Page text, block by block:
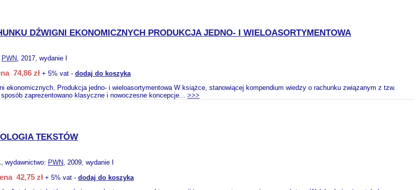
DŹWIGNI EKONOMICZNYCH PRODUKCJA JEDNO- I WIELOASORTYMENTOWA
PWN, 2017, wydanie I
74,86 zł + 5% vat - dodaj do koszyka
ekonomicznych. Produkcja jedno- i wieloasortymentowa W książce, stanowiącej kompendium wiedzy o rachunku związanym z tzw.
zaprezentowano klasyczne i nowoczesne koncepcje... >>>
TEKSTÓW
, wydawnictwo: PWN, 2009, wydanie I
42,75 zł + 5% vat - dodaj do koszyka